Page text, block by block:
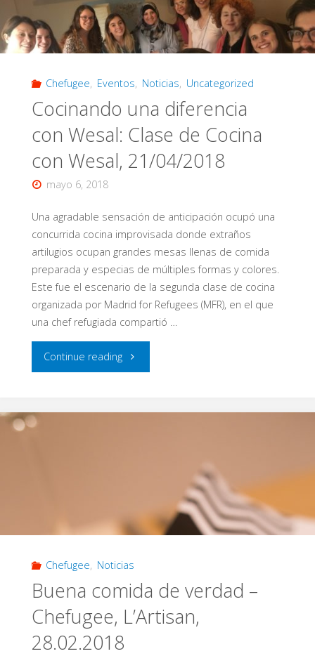
profesor
y
animador,
Clase
de
12.05.2018"
Chefugee, Eventos, Noticias, Uncategorized
Cocinando una diferencia
con Wesal: Clase de Cocina
con Wesal, 21/04/2018
mayo 6, 2018
Una agradable sensación de anticipación ocupó una
concurrida cocina improvisada donde extraños
artilugios ocupan grandes mesas llenas de comida
preparada y especias de múltiples formas y colores.
Este fue el escenario de la segunda clase de cocina
organizada por Madrid for Refugees (MFR), en el que
una chef refugiada compartió …
Continue reading"Cocinando
diferencia
de
Cocina
con
Wesal,
Chefugee, Noticias
Buena comida de verdad –
Chefugee, L’Artisan,
28.02.2018